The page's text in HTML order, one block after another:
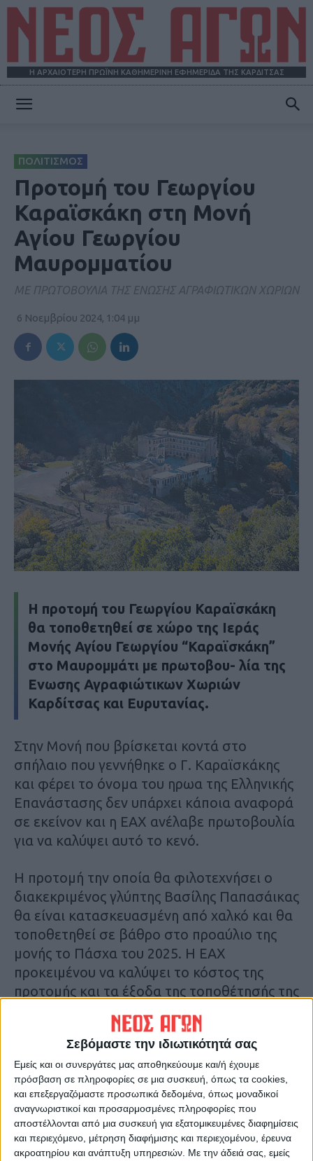
Σεβόμαστε την ιδιωτικότητά σας
Εμείς και οι συνεργάτες μας αποθηκεύουμε και/ή έχουμε
πρόσβαση σε πληροφορίες σε μια συσκευή, όπως τα cookies,
και επεξεργαζόμαστε προσωπικά δεδομένα, όπως μοναδικοί
αναγνωριστικοί και προσαρμοσμένες πληροφορίες που
αποστέλλονται από μια συσκευή για εξατομικευμένες διαφημίσεις
και περιεχόμενο, μέτρηση διαφήμισης και περιεχομένου, έρευνα
ακροατηρίου και ανάπτυξη υπηρεσιών. Με την άδειά σας, εμείς
Η ΑΡΧΑΙΟΤΕΡΗ ΠΡΩΪΝΗ ΚΑΘΗΜΕΡΙΝΗ ΕΦΗΜΕΡΙΔΑ ΤΗΣ ΚΑΡΔΙΤΣΑΣ
ΠΟΛΙΤΙΣΜΟΣ
Προτομή του Γεωργίου
Καραϊσκάκη στη Μονή
Αγίου Γεωργίου
Μαυρομματίου
ΜΕ ΠΡΩΤΟΒΟΥΛΙΑ ΤΗΣ ΕΝΩΣΗΣ ΑΓΡΑΦΙΩΤΙΚΩΝ ΧΩΡΙΩΝ
6 Νοεμβρίου 2024, 1:04 μμ
H προτομή του Γεωργίου Καραϊσκάκη
θα τοποθετηθεί σε χώρο της Ιεράς
Μονής Αγίου Γεωργίου “Καραϊσκάκη”
στο Μαυρομμάτι με πρωτοβου- λία της
Ενωσης Αγραφιώτικων Χωριών
Καρδίτσας και Ευρυτανίας.
Στην Μονή που βρίσκεται κοντά στο
σπήλαιο που γεννήθηκε ο Γ. Καραϊσκάκης
και φέρει το όνομα του ηρωα της Ελληνικής
Επανάστασης δεν υπάρχει κάποια αναφορά
σε εκείνον και η ΕΑΧ ανέλαβε πρωτοβουλία
για να καλύψει αυτό το κενό.
Η προτομή την οποία θα φιλοτεχνήσει ο
διακεκριμένος γλύπτης Βασίλης Παπασάικας
θα είναι κατασκευασμένη από χαλκό και θα
τοποθετηθεί σε βάθρο στο προαύλιο της
μονής το Πάσχα του 2025. Η ΕΑΧ
προκειμένου να καλύψει το κόστος της
προτομής και τα έξοδα της τοποθέτησής της
Αναλυτικότερα στην εφημερίδα Νέος Αγών
Τελευταίες Ειδήσεις Σήμερα
Ακολούθησε την εφημερίδα ΝΕΟΣ
ΑΓΩΝ στο Google News!